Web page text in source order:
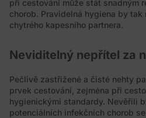
při cestování může stát snadným
chorob. Pravidelná hygiena by tak
chytrého kapesního partnera.
Neviditelný nepřítel za
Pečlivě zastřižené a čisté nehty
prvek cestování, zejména při
hygienickými standardy. Nevěřili
potenciálních infekčních chorob